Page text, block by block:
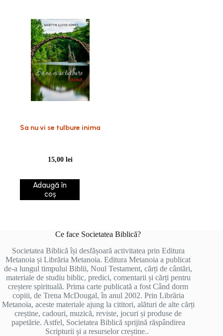
Sa nu vi se tulbure inima
15,00lei
Adaugă în
coș
Ce face Societatea Biblică?
Societatea Biblică își desfășoară activitatea prin Editura
Metanoia și Librăria Metanoia. Editura Metanoia a publicat
de-a lungul timpului Biblii, Noul Testament, cărți de cântări,
materiale de studiu biblic, predici, comentarii și cărți pentru
creștere spirituală. Prima carte publicată a fost Când dorm
copiii, de Trena McDougal, în anul 2002. Prin Librăria
Metanoia, aceste materiale ajung la cititori, alături de alte cărți
creștine, cadouri, muzică, reviste, jocuri și produse de
papetărie. Astfel, Societatea Biblică sprijină răspândirea
Scripturii și a resurselor creștine..